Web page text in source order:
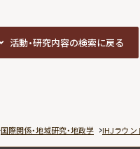
活動・研究内容の検索に戻る
活動・研究内容の検索に戻る
国際関係・地域研究・地政学 IHJラウン